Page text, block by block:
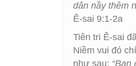
dân nầy thêm
Ê-sai 9:1-2a
Tiên tri Ê-sai
Niềm vui đó
như sau: